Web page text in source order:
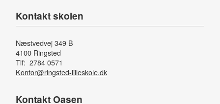
Kontakt skolen
Næstvedvej 349 B
4100 Ringsted
Tlf: 2784 0571
Kontor@ringsted-lilleskole.dk
Kontakt Oasen